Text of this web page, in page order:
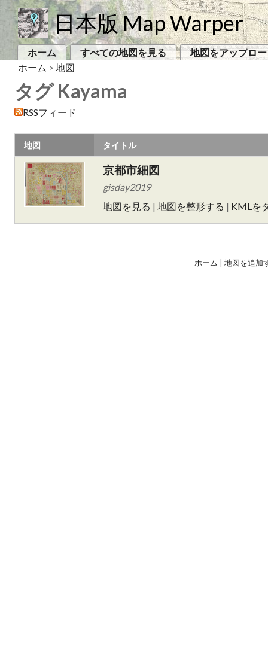
日本版 Map Warper
ホーム すべての地図を見る
地図をアップロ
ホーム > 地図
タグ Kayama
RSSフィード
地図 タイトル
京都市細図
gisday2019
地図を見る | 地図を整形する | KMLを
ホーム 地図を追加